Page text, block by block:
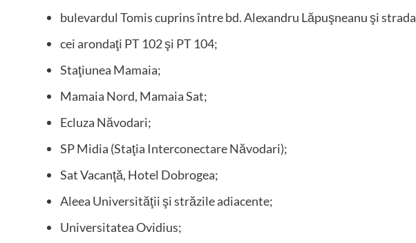
bulevardul Tomis cuprins între bd. Alexandru Lăpuşneanu şi
cei arondaţi PT 102 şi PT 104;
Staţiunea Mamaia;
Mamaia Nord, Mamaia Sat;
Ecluza Năvodari;
SP Midia (Staţia Interconectare Năvodari);
Sat Vacanţă, Hotel Dobrogea;
Aleea Universităţii şi străzile adiacente;
Universitatea Ovidius;